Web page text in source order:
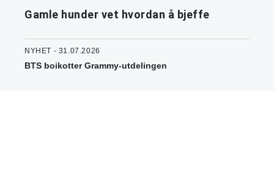
Gamle hunder vet hvordan å bjeffe
NYHET - 31.07.2026
BTS boikotter Grammy-utdelingen